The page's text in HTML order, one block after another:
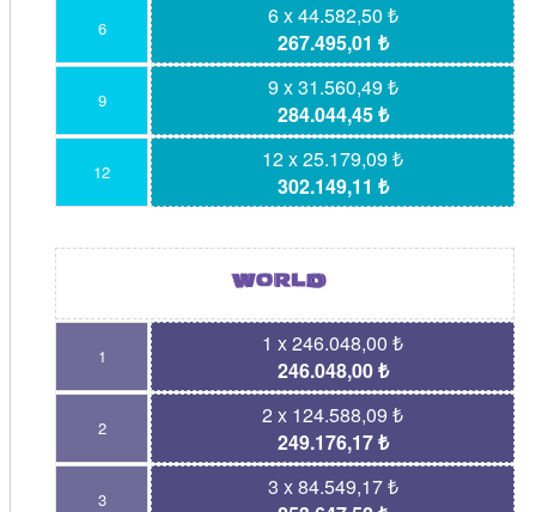
6
6 x 44.582,50 ₺
267.495,01 ₺
9
9 x 31.560,49 ₺
284.044,45 ₺
12
12 x 25.179,09 ₺
302.149,11 ₺
1
1 x 246.048,00 ₺
246.048,00 ₺
2
2 x 124.588,09 ₺
249.176,17 ₺
3
3 x 84.549,17 ₺